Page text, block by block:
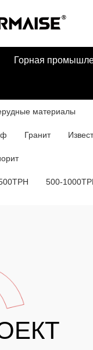
Горная
материалы
Гранит
500-